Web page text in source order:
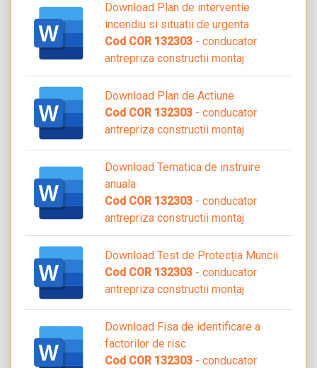
Download Plan de interventie
incendiu si situatii de urgenta
Cod COR 132303 - conducator
antrepriza constructii montaj
Download Plan de Actiune
Cod COR 132303 - conducator
antrepriza constructii montaj
Download Tematica de instruire
anuala
Cod COR 132303 - conducator
antrepriza constructii montaj
Download Test de Protecția Muncii
Cod COR 132303 - conducator
antrepriza constructii montaj
Download Fisa de identificare a
factorilor de risc
Cod COR 132303 - conducator